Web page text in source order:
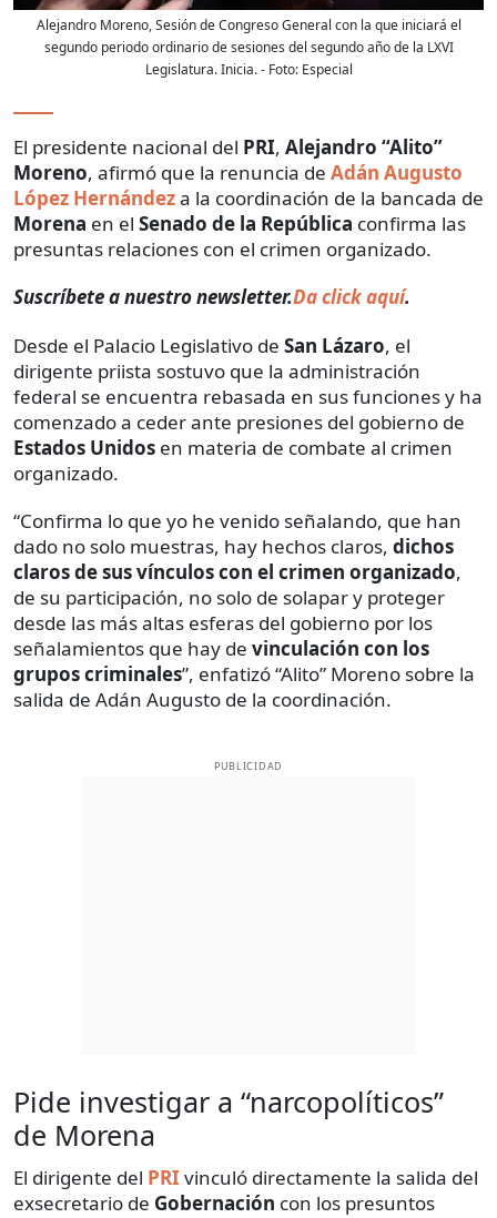
Alejandro Moreno, Sesión de Congreso General con la que iniciará el
segundo periodo ordinario de sesiones del segundo año de la LXVI
Legislatura. Inicia.- Foto: Especial
El presidente nacional del PRI, Alejandro “Alito”
Moreno, afirmó que la renuncia de Adán Augusto
López Hernándeza la coordinación de la bancada de
Morena en el Senado de la República confirma las
presuntas relaciones con el crimen organizado.
Suscríbete a nuestro newsletter.Da click aquí.
Desde el Palacio Legislativo de San Lázaro, el
dirigente priista sostuvo que la administración
federal se encuentra rebasada en sus funciones y ha
comenzado a ceder ante presiones del gobierno de
Estados Unidos en materia de combate al crimen
organizado.
“Confirma lo que yo he venido señalando, que han
dado no solo muestras, hay hechos claros, dichos
claros de sus vínculos con el crimen organizado,
de su participación, no solo de solapar y proteger
desde las más altas esferas del gobierno por los
señalamientos que hay de vinculación con los
grupos criminales”, enfatizó “Alito” Moreno sobre la
salida de Adán Augusto de la coordinación.
PUBLICIDAD
Pide investigar a “narcopolíticos”
de Morena
El dirigente del PRI vinculó directamente la salida del
exsecretario de Gobernación con los presuntos